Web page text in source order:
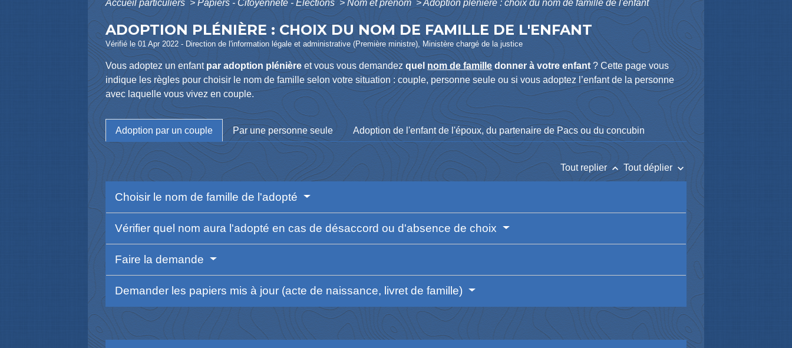
Accueil particuliers > Papiers - Citoyenneté - Élections> Nom et prénom >Adoption plénière : choix du nom de famille de l'enfant
ADOPTION PLÉNIÈRE : CHOIX DU NOM DE FAMILLE DE L'ENFANT
Vérifié le 01 Apr 2022 - Direction de l'information légale et administrative (Première ministre), Ministère chargé de la justice
Vous adoptez un enfantpar adoption plénière et vous vous demandezquelnom de famille donner à votre enfant? Cette page vous
indique les règles pour choisir le nom de famille selon votre situation : couple, personne seule ou si vous adoptez l’enfant de la personne
avec laquelle vous vivez en couple.
Adoption par un couple Par une personne seule Adoption de l'enfant de l'époux, du partenaire de Pacs ou du concubin
Tout replierkeyboard_arrow_up Tout déplier keyboard_arrow_down
Choisir le nom de famille de l'adopté
Vérifier quel nom aura l'adopté en cas de désaccord ou d'absence de choix
Faire la demande
Demander les papiers mis à jour (acte de naissance, livret de famille)